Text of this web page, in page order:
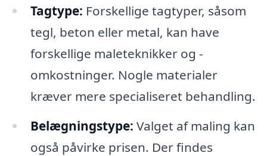
Tagtype: Forskellige tagtyper, såsom
tegl, beton eller metal, kan have
forskellige maleteknikker og -
omkostninger. Nogle materialer
kræver mere specialiseret behandling.
Belægningstype: Valget af maling kan
også påvirke prisen. Der findes